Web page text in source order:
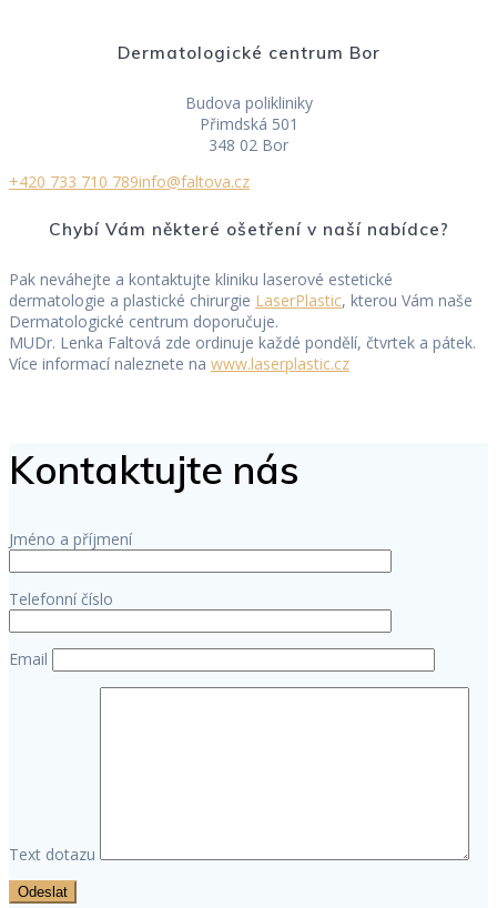
Dermatologické centrum Bor
Budova polikliniky
Přimdská 501
348 02 Bor
+420 733 710 789info@faltova.cz
Chybí Vám některé ošetření v naší nabídce?
Pak neváhejte a kontaktujte kliniku laserové estetické
dermatologie a plastické chirurgie LaserPlastic, kterou Vám naše
Dermatologické centrum doporučuje.
MUDr. Lenka Faltová zde ordinuje každé pondělí, čtvrtek a pátek.
Více informací naleznete na www.laserplastic.cz
Kontaktujte nás
Jméno a příjmení
Telefonní číslo
Email
Text dotazu